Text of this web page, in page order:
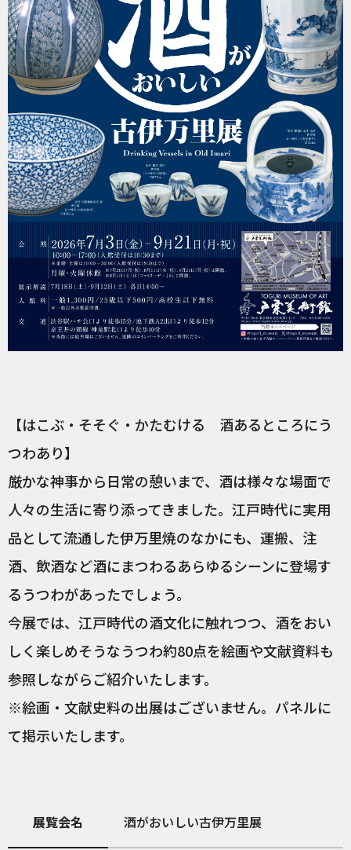
【はこぶ・そそぐ・かたむける 酒あるところにう
つわあり】
厳かな神事から日常の憩いまで、酒は様々な場面で
人々の生活に寄り添ってきました。江戸時代に実用
品として流通した伊万里焼のなかにも、運搬、注
酒、飲酒など酒にまつわるあらゆるシーンに登場す
るうつわがあったでしょう。
今展では、江戸時代の酒文化に触れつつ、酒をおい
しく楽しめそうなうつわ約80点を絵画や文献資料も
参照しながらご紹介いたします。
※絵画・文献史料の出展はございません。パネルに
て掲示いたします。
展覧会名 酒がおいしい古伊万里展